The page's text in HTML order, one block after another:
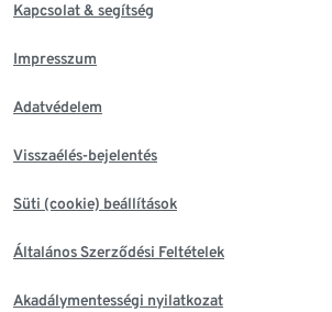
Kapcsolat & segítség
Impresszum
Adatvédelem
Visszaélés-bejelentés
Süti (cookie) beállítások
Általános Szerződési Feltételek
Akadálymentességi nyilatkozat